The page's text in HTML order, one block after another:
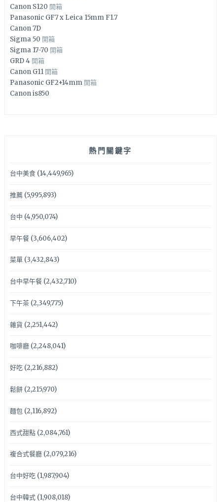
Canon S120 開箱
Panasonic GF7 x Leica 15mm F1.7
Canon 7D
Sigma 50 開箱
Sigma 17-70 開箱
GRD 4 開箱
Canon G11 開箱
Panasonic GF2+14mm 開箱
Canon is850
熱門關鍵字
台中美食(14,449,965)
推薦(5,995,893)
台中 (4,950,074)
早午餐(3,606,402)
菜單(3,432,843)
台中早午餐(2,432,710)
下午茶(2,349,775)
雜貨 (2,251,442)
咖啡廳(2,248,041)
好吃(2,216,882)
鬆餅(2,215,970)
麵包(2,116,892)
西式甜點(2,084,761)
複合式餐廳(2,079,216)
台中好吃(1,987,904)
台中韓式(1,908,018)